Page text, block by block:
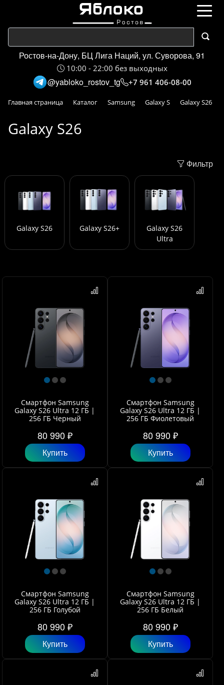
Ростов-на-Дону, БЦ Лига Наций, ул. Суворова, 91
10:00 - 22:00 без выходных
@yabloko_rostov_tg +7 961 406-08-00
Главная страница Каталог Samsung Galaxy S Galaxy S26
Galaxy S26
Фильтр
Galaxy S26 Galaxy S26+
Galaxy S26
Ultra
Смартфон Samsung
Galaxy S26 Ultra 12 ГБ |
256 ГБ Черный
80 990 ₽
Купить
Смартфон Samsung
Galaxy S26 Ultra 12 ГБ |
256 ГБ Фиолетовый
80 990 ₽
Купить
Смартфон Samsung
Galaxy S26 Ultra 12 ГБ |
256 ГБ Голубой
80 990 ₽
Купить
Смартфон Samsung
Galaxy S26 Ultra 12 ГБ |
256 ГБ Белый
80 990 ₽
Купить